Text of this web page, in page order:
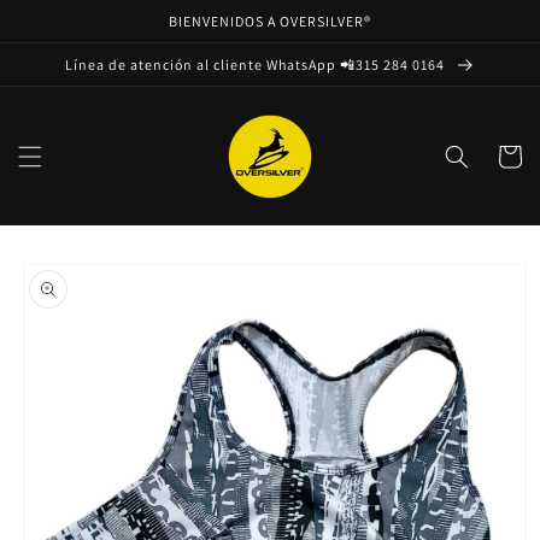
BIENVENIDOS A OVERSILVER®
Línea de atención al cliente WhatsApp 📲315 284 0164
Carrito
directamente
a la
información